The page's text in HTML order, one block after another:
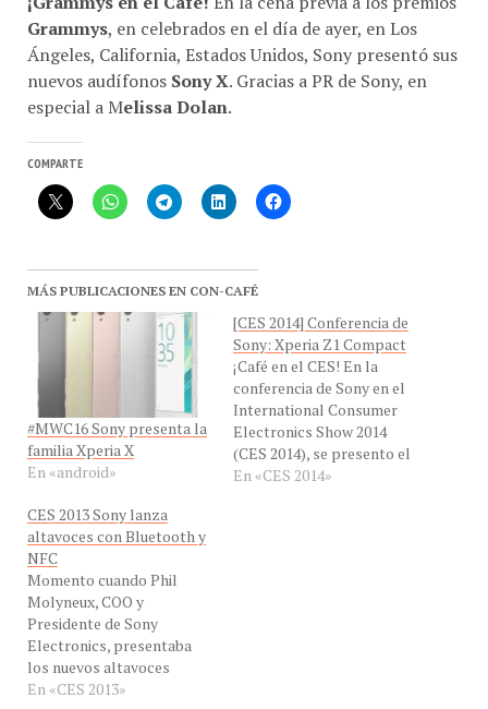
Grammys, en celebrados en el día de ayer, en Los
Ángeles, California, Estados Unidos, Sony presentó sus
nuevos audífonosSony X. Gracias a PR de Sony, en
especial a Melissa Dolan.
#MWC16 Sony presenta la
familia Xperia X
En «android»
Sony: Xperia Z1 Compact
¡Café en el CES! En la
conferencia de Sony en el
International Consumer
Electronics Show 2014
(CES 2014), se presento el
nuevo Xperia Z1 Compact,
un dispositivo, de 4,3
En «CES 2014»
altavoces con Bluetooth y
NFC
Momento cuando Phil
Molyneux, COO y
Presidente de Sony
Electronics, presentaba
los nuevos altavoces
Bluetooth con NFC en el
keynote de Sony, en el
En «CES 2013»